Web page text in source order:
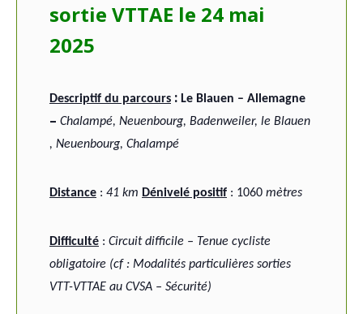
sortie VTTAE le 24 mai
2025
Descriptif du parcours : Le Blauen – Allemagne
– Chalampé, Neuenbourg, Badenweiler, le Blauen
, Neuenbourg, Chalampé
Distance : 41 km Dénivelé positif : 1060 mètres
Difficulté : Circuit difficile – Tenue cycliste
obligatoire (cf : Modalités particulières sorties
VTT-VTTAE au CVSA – Sécurité)